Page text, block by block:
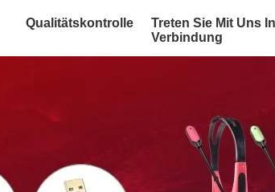
Qualitätskontrolle
Treten Sie Mit Uns In
Verbindung